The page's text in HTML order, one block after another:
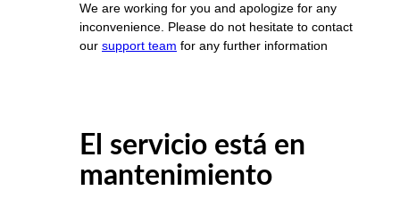
We are working for you and apologize for any
inconvenience. Please do not hesitate to contact
our support team for any further information
El servicio está en
mantenimiento